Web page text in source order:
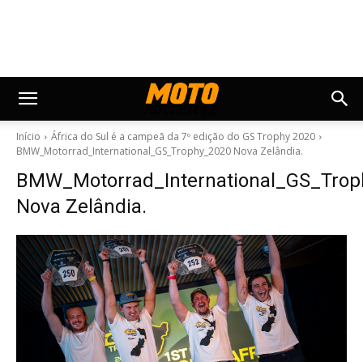
Início
África do Sul é a campeã da 7º edição do GS Trophy 2020
BMW_Motorrad_International_GS_Trophy_2020 Nova Zelândia.
Nova Zelândia.